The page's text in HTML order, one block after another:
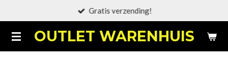
naar
de
OUTLET WARENHUIS
Gratis verzending!